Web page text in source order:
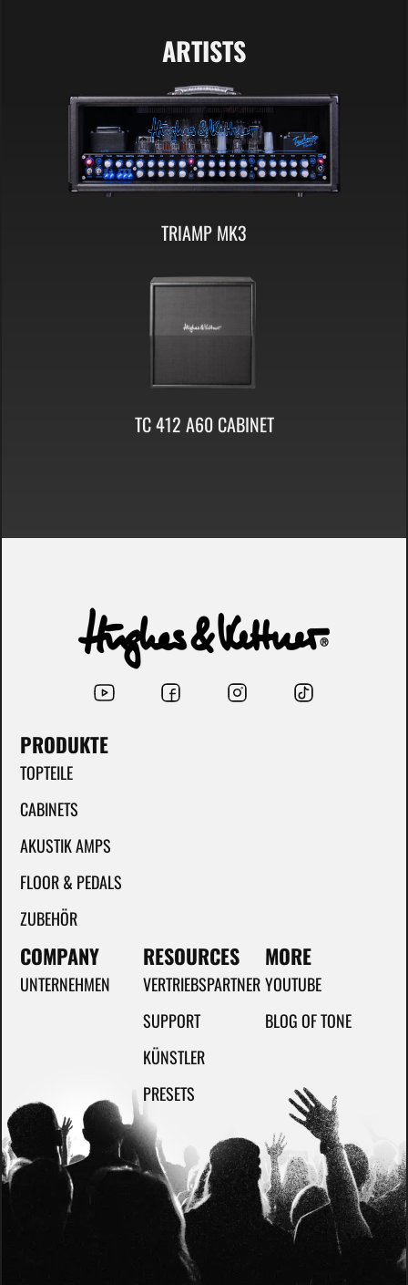
ARTISTS
TRIAMP MK3
TC 412 A60 CABINET
PRODUKTE
TOPTEILE
CABINETS
AKUSTIK AMPS
FLOOR & PEDALS
ZUBEHÖR
COMPANY
UNTERNEHMEN
RESOURCES
VERTRIEBSPARTNER
SUPPORT
KÜNSTLER
PRESETS
MORE
YOUTUBE
BLOG OF TONE